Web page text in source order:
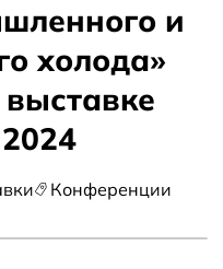
и
холода»
Конференции